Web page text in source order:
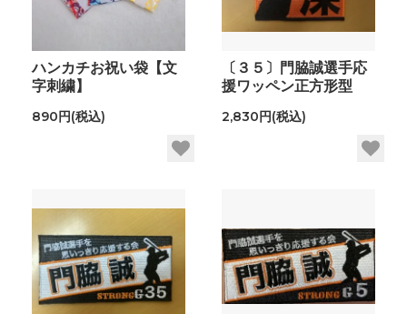
ハンカチお祝い袋【文
字刺繍】
890円(税込)
〔３５〕門脇誠選手応
援ワッペン正方形型
2,830円(税込)